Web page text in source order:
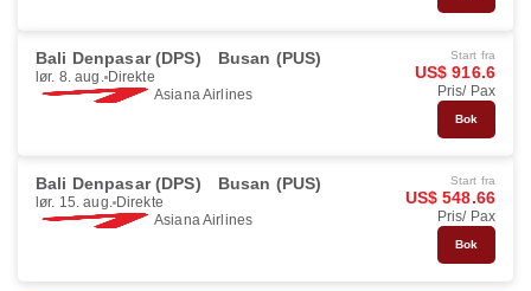
Bali Denpasar (DPS) Busan (PUS)
lør. 8. aug. Direkte
Asiana Airlines
Start fra
US$ 916.6
Pris/ Pax
Bok
Bali Denpasar (DPS) Busan (PUS)
lør. 15. aug. Direkte
Asiana Airlines
Start fra
US$ 548.66
Pris/ Pax
Bok